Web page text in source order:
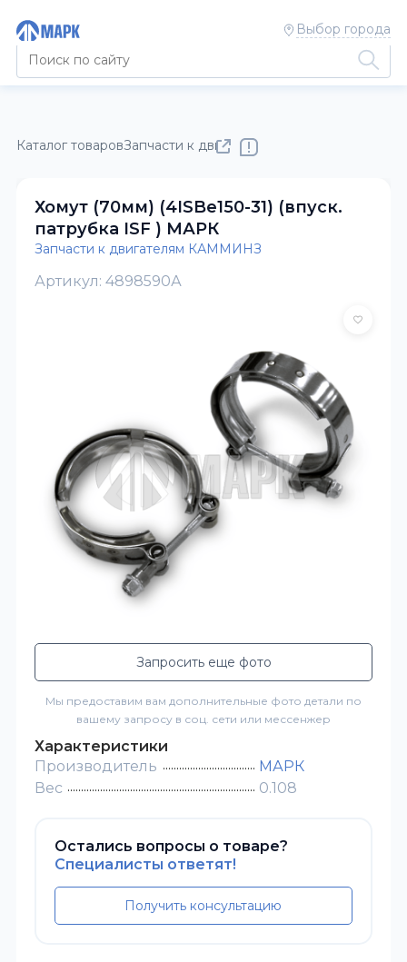
Выбор города
Каталог товаровЗапчасти к двигателям КАММИНЗ
Хомут (70мм) (4ISBe150-31) (впуск.
патрубка ISF ) МАРК
Запчасти к двигателям КАММИНЗ
Артикул: 4898590А
Запросить еще фото
Мы предоставим вам дополнительные фото детали по
вашему запросу в соц. сети или мессенжер
Характеристики
Производитель
МАРК
Вес
0.108
Остались вопросы о товаре?
Специалисты ответят!
Получить консультацию